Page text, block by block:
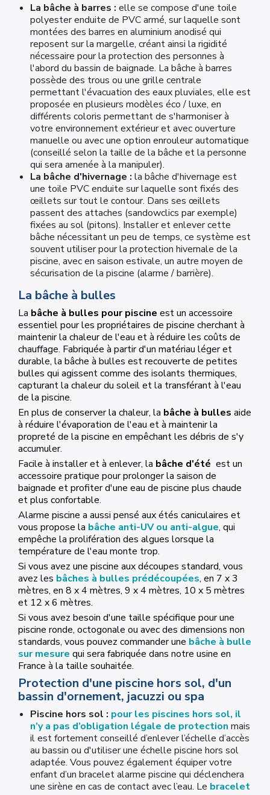
La bâche à barres : elle se compose d'une toile
polyester enduite de PVC armé, sur laquelle sont
montées des barres en aluminium anodisé qui
reposent sur la margelle, créant ainsi la rigidité
nécessaire pour la protection des personnes à
l'abord du bassin de baignade. La bâche à barres
possède des trous ou une grille centrale
permettant l'évacuation des eaux pluviales, elle est
proposée en plusieurs modèles éco / luxe, en
différents coloris permettant de s'harmoniser à
votre environnement extérieur et avec ouverture
manuelle ou avec une option enrouleur automatique
(conseillé selon la taille de la bâche et la personne
qui sera amenée à la manipuler).
La bâche d'hivernage : la bâche d'hivernage est
une toile PVC enduite sur laquelle sont fixés des
œillets sur tout le contour. Dans ses œillets
passent des attaches (sandowclics par exemple)
fixées au sol (pitons). Installer et enlever cette
bâche nécessitant un peu de temps, ce système est
souvent utiliser pour la protection hivernale de la
piscine, avec en saison estivale, un autre moyen de
sécurisation de la piscine (alarme / barrière).
La bâche à bulles
La bâche à bulles pour piscine est un accessoire
essentiel pour les propriétaires de piscine cherchant à
maintenir la chaleur de l'eau et à réduire les coûts de
chauffage. Fabriquée à partir d'un matériau léger et
durable, la bâche à bulles est recouverte de petites
bulles qui agissent comme des isolants thermiques,
capturant la chaleur du soleil et la transférant à l'eau
de la piscine.
En plus de conserver la chaleur, la bâche à bulles aide
à réduire l'évaporation de l'eau et à maintenir la
propreté de la piscine en empêchant les débris de s'y
accumuler.
Facile à installer et à enlever, la bâche d'été est un
accessoire pratique pour prolonger la saison de
baignade et profiter d'une eau de piscine plus chaude
et plus confortable.
Alarme piscine a aussi pensé aux étés caniculaires et
vous propose la bâche anti-UV ou anti-algue, qui
empêche la prolifération des algues lorsque la
température de l'eau monte trop.
Si vous avez une piscine aux découpes standard, vous
avez les bâches à bulles prédécoupées, en 7 x 3
mètres, en 8 x 4 mètres, 9 x 4 mètres, 10 x 5 mètres
et 12 x 6 mètres.
Si vous avez besoin d'une taille spécifique pour une
piscine ronde, octogonale ou avec des dimensions non
standards, vous pouvez commander une bâche à bulle
sur mesure qui sera fabriquée dans notre usine en
France à la taille souhaitée.
Protection d'une piscine hors sol, d'un
bassin d'ornement, jacuzzi ou spa
Piscine hors sol : pour les piscines hors sol, il
n’y a pas d’obligation légale de protection mais
il est fortement conseillé d’enlever l’échelle d’accès
au bassin ou d'utiliser une échelle piscine hors sol
adaptée. Vous pouvez également équiper votre
enfant d’un bracelet alarme piscine qui déclenchera
une sirène en cas de contact avec l’eau. Le bracelet